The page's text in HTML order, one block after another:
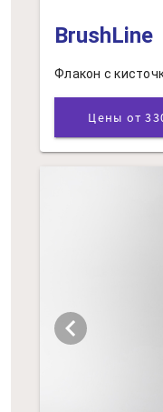
BrushLine
Флакон с
Цены
chevron_left